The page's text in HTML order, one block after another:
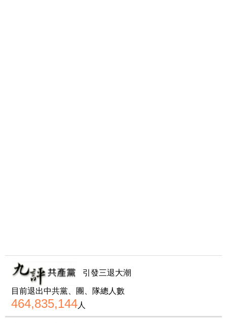
引發三退大潮
目前退出中共黨、團、隊總人數
464,835,144人